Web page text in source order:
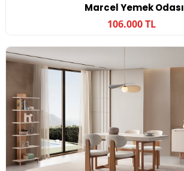
Marcel Yemek Odası
106.000 TL